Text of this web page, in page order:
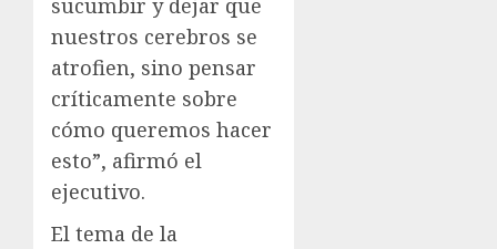
sucumbir y dejar que
nuestros cerebros se
atrofien, sino pensar
críticamente sobre
cómo queremos hacer
esto”, afirmó el
ejecutivo.
El tema de la